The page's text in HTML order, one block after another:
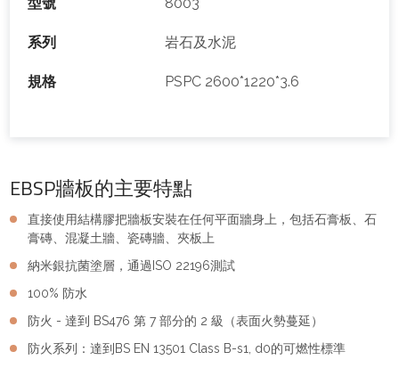
系列 岩石及水泥
規格 PSPC 2600*1220*3.6
EBSP牆板的主要特點
直接使用結構膠把牆板安裝在任何平面牆身上，包括石膏板、石
膏磚、混凝土牆、瓷磚牆、夾板上
納米銀抗菌塗層，通過ISO 22196測試
100% 防水
防火 - 達到 BS476 第 7 部分的 2 級（表面火勢蔓延）
防火系列：達到BS EN 13501 Class B-s1, d0的可燃性標準